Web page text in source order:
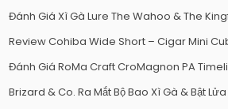
Đánh Giá Xì Gà Lure The Wahoo & The
Review Cohiba Wide Short – Cigar Mini
Đánh Giá RoMa Craft CroMagnon PA
Brizard & Co. Ra Mắt Bộ Bao Xì Gà & Bật